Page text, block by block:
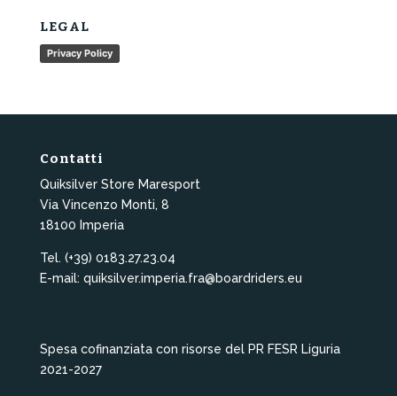
LEGAL
Privacy Policy
Contatti
Quiksilver Store Maresport
Via Vincenzo Monti, 8
18100 Imperia
Tel. (+39) 0183.27.23.04
E-mail: quiksilver.imperia.fra@boardriders.eu
Spesa cofinanziata con risorse del PR FESR Liguria
2021-2027